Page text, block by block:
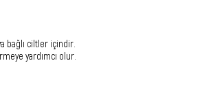
bağlı ciltler içindir.
yardımcı olur.